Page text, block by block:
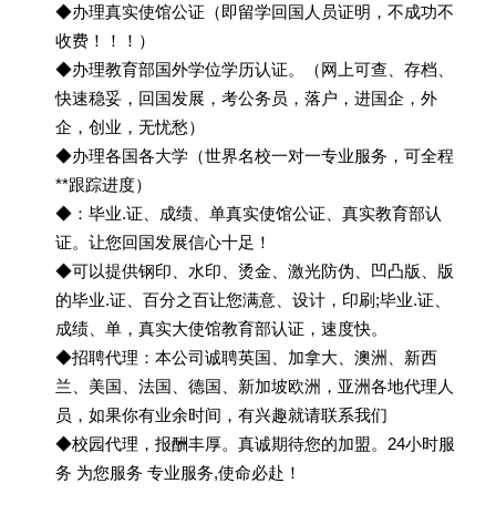
◆办理真实使馆公证（即留学回国人员证明，不成功不
收费！！！）
◆办理教育部国外学位学历认证。（网上可查、存档、
快速稳妥，回国发展，考公务员，落户，进国企，外
企，创业，无忧愁）
◆办理各国各大学（世界名校一对一专业服务，可全程
**跟踪进度）
◆：毕业.证、成绩、单真实使馆公证、真实教育部认
证。让您回国发展信心十足！
◆可以提供钢印、水印、烫金、激光防伪、凹凸版、版
的毕业.证、百分之百让您满意、设计，印刷;毕业.证、
成绩、单，真实大使馆教育部认证，速度快。
◆招聘代理：本公司诚聘英国、加拿大、澳洲、新西
兰、美国、法国、德国、新加坡欧洲，亚洲各地代理人
员，如果你有业余时间，有兴趣就请联系我们
◆校园代理，报酬丰厚。真诚期待您的加盟。24小时服
务 为您服务 专业服务,使命必赴！